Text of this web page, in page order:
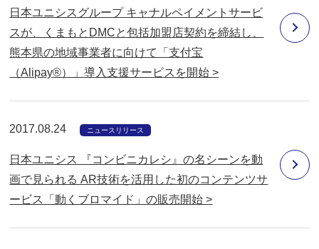
日本ユニシスグループ キャナルペイメントサービ
スが、くまもとDMCと包括加盟店契約を締結し、
熊本県の地域事業者に向けて「支付宝
（Alipay®）」導入支援サービスを開始 >
2017.08.24 ニュースリリース
日本ユニシス 『コンビニカレシ』の名シーンを動
画で見られる AR技術を活用した初のコンテンツサ
ービス「動くブロマイド」の販売開始 >